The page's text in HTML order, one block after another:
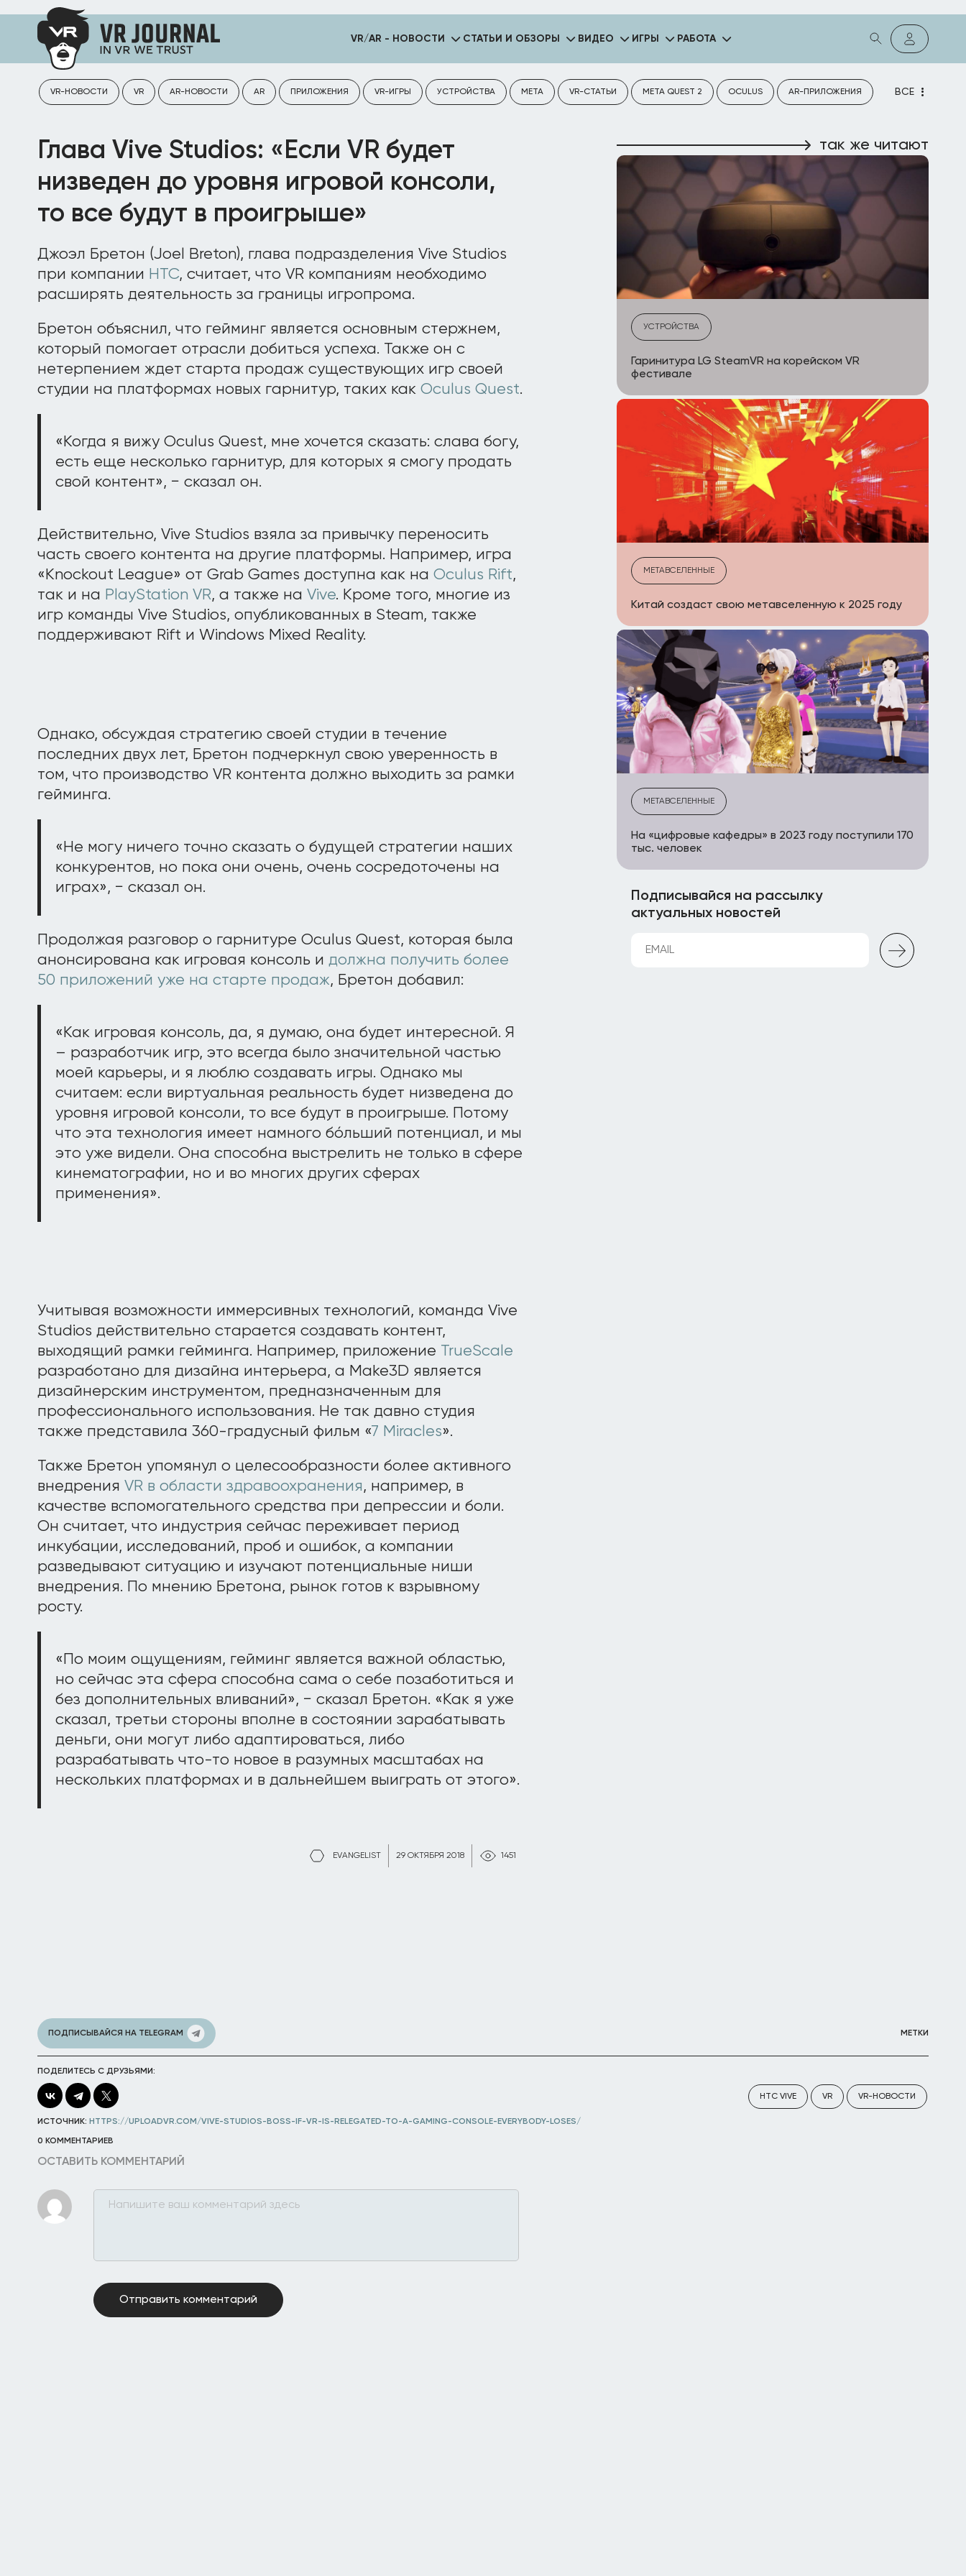
VR/AR - НОВОСТИ СТАТЬИ И ОБЗОРЫ ВИДЕО ИГРЫ РАБОТА
VR-НОВОСТИ VR AR-НОВОСТИ AR ПРИЛОЖЕНИЯ VR-ИГРЫ УСТРОЙСТВА META VR-СТАТЬИ META QUEST 2 OCULUS AR-ПРИЛОЖЕНИЯ ВСЕ
EVANGELIST 29 ОКТЯБРЯ 2018 1451
Глава Vive Studios: «Если VR будет
низведен до уровня игровой консоли,
то все будут в проигрыше»
Джоэл Бретон (Joel Breton), глава подразделения Vive Studios
при компании HTC, считает, что VR компаниям необходимо
расширять деятельность за границы игропрома.
Бретон объяснил, что гейминг является основным стержнем,
который помогает отрасли добиться успеха. Также он с
нетерпением ждет старта продаж существующих игр своей
студии на платформах новых гарнитур, таких как Oculus Quest.
«Когда я вижу Oculus Quest, мне хочется сказать: слава богу,
есть еще несколько гарнитур, для которых я смогу продать
свой контент», − сказал он.
Действительно, Vive Studios взяла за привычку переносить
часть своего контента на другие платформы. Например, игра
«Knockout League» от Grab Games доступна как на Oculus Rift,
так и на PlayStation VR, а также на Vive. Кроме того, многие из
игр команды Vive Studios, опубликованных в Steam, также
поддерживают Rift и Windows Mixed Reality.
Однако, обсуждая стратегию своей студии в течение
последних двух лет, Бретон подчеркнул свою уверенность в
том, что производство VR контента должно выходить за рамки
гейминга.
«Не могу ничего точно сказать о будущей стратегии наших
конкурентов, но пока они очень, очень сосредоточены на
играх», − сказал он.
Продолжая разговор о гарнитуре Oculus Quest, которая была
анонсирована как игровая консоль и должна получить более
50 приложений уже на старте продаж, Бретон добавил:
«Как игровая консоль, да, я думаю, она будет интересной. Я
– разработчик игр, это всегда было значительной частью
моей карьеры, и я люблю создавать игры. Однако мы
считаем: если виртуальная реальность будет низведена до
уровня игровой консоли, то все будут в проигрыше. Потому
что эта технология имеет намного бóльший потенциал, и мы
это уже видели. Она способна выстрелить не только в сфере
кинематографии, но и во многих других сферах
применения».
Учитывая возможности иммерсивных технологий, команда Vive
Studios действительно старается создавать контент,
выходящий рамки гейминга. Например, приложение TrueScale
разработано для дизайна интерьера, а Make3D является
дизайнерским инструментом, предназначенным для
профессионального использования. Не так давно студия
также представила 360-градусный фильм «7 Miracles».
Также Бретон упомянул о целесообразности более активного
внедрения VR в области здравоохранения, например, в
качестве вспомогательного средства при депрессии и боли.
Он считает, что индустрия сейчас переживает период
инкубации, исследований, проб и ошибок, а компании
разведывают ситуацию и изучают потенциальные ниши
внедрения. По мнению Бретона, рынок готов к взрывному
росту.
«По моим ощущениям, гейминг является важной областью,
но сейчас эта сфера способна сама о себе позаботиться и
без дополнительных вливаний», − сказал Бретон. «Как я уже
сказал, третьи стороны вполне в состоянии зарабатывать
деньги, они могут либо адаптироваться, либо
разрабатывать что-то новое в разумных масштабах на
нескольких платформах и в дальнейшем выиграть от этого».
так же читают
УСТРОЙСТВА
Гаринитура LG SteamVR на корейском VR
фестивале
МЕТАВСЕЛЕННЫЕ
Китай создаст свою метавселенную к 2025 году
МЕТАВСЕЛЕННЫЕ
На «цифровые кафедры» в 2023 году поступили 170
тыс. человек
Подписывайся на рассылку
актуальных новостей
ПОДПИСЫВАЙСЯ НА TELEGRAM МЕТКИ
ПОДЕЛИТЕСЬ С ДРУЗЬЯМИ:
HTC VIVE VR VR-НОВОСТИ
ИСТОЧНИК: HTTPS://UPLOADVR.COM/VIVE-STUDIOS-BOSS-IF-VR-IS-RELEGATED-TO-A-GAMING-CONSOLE-EVERYBODY-LOSES/
0 КОММЕНТАРИЕВ
ОСТАВИТЬ КОММЕНТАРИЙ